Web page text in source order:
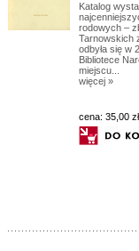
Katalog
rodowych –
Tarnowskich
odbyła się w
Bibliotece
miejscu...
więcej »
cena: 35,00 zł